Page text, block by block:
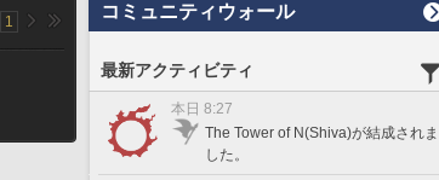
1 コミュニティウォール
最新アクティビティ
本日 8:27
The Tower of N(Shiva)が結成されま
した。